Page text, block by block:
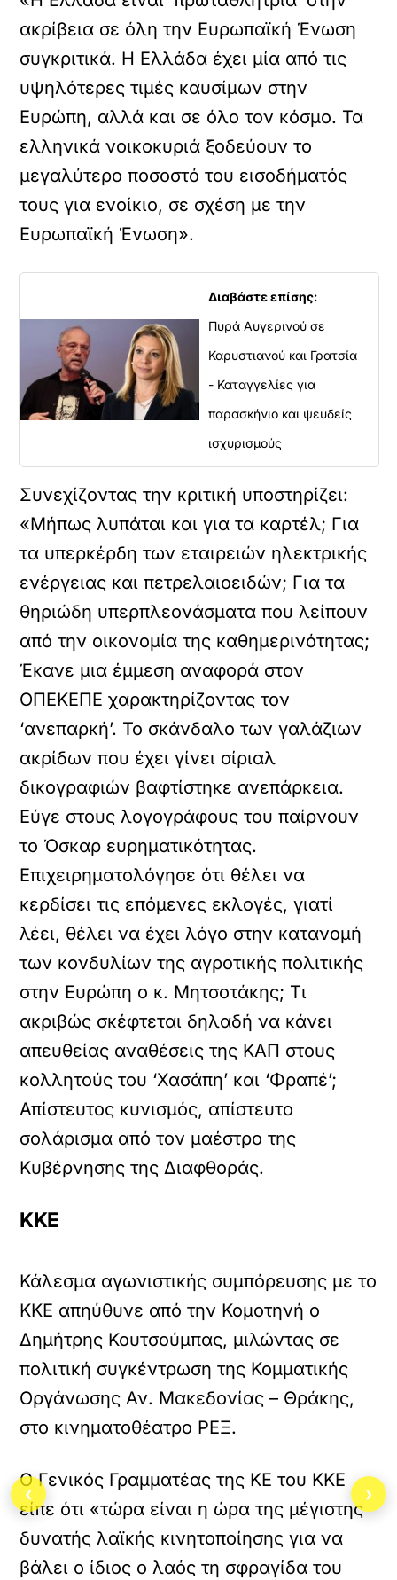
ακρίβεια σε όλη την Ευρωπαϊκή Ένωση
συγκριτικά. Η Ελλάδα έχει μία από τις
υψηλότερες τιμές καυσίμων στην
Ευρώπη, αλλά και σε όλο τον κόσμο. Τα
ελληνικά νοικοκυριά ξοδεύουν το
μεγαλύτερο ποσοστό του εισοδήματός
τους για ενοίκιο, σε σχέση με την
Ευρωπαϊκή Ένωση».
Διαβάστε επίσης:
Πυρά Αυγερινού σε
Καρυστιανού και Γρατσία
- Καταγγελίες για
παρασκήνιο και ψευδείς
ισχυρισμούς
Συνεχίζοντας την κριτική υποστηρίζει:
«Μήπως λυπάται και για τα καρτέλ; Για
τα υπερκέρδη των εταιρειών ηλεκτρικής
ενέργειας και πετρελαιοειδών; Για τα
θηριώδη υπερπλεονάσματα που λείπουν
από την οικονομία της καθημερινότητας;
Έκανε μια έμμεση αναφορά στον
ΟΠΕΚΕΠΕ χαρακτηρίζοντας τον
‘ανεπαρκή’. Το σκάνδαλο των γαλάζιων
ακρίδων που έχει γίνει σίριαλ
δικογραφιών βαφτίστηκε ανεπάρκεια.
Εύγε στους λογογράφους του παίρνουν
το Όσκαρ ευρηματικότητας.
Επιχειρηματολόγησε ότι θέλει να
κερδίσει τις επόμενες εκλογές, γιατί
λέει, θέλει να έχει λόγο στην κατανομή
των κονδυλίων της αγροτικής πολιτικής
στην Ευρώπη ο κ. Μητσοτάκης; Τι
ακριβώς σκέφτεται δηλαδή να κάνει
απευθείας αναθέσεις της ΚΑΠ στους
κολλητούς του ‘Χασάπη’ και ‘Φραπέ’;
Απίστευτος κυνισμός, απίστευτο
σολάρισμα από τον μαέστρο της
Κυβέρνησης της Διαφθοράς.
ΚΚΕ
Κάλεσμα αγωνιστικής συμπόρευσης με το
ΚΚΕ απηύθυνε από την Κομοτηνή ο
Δημήτρης Κουτσούμπας, μιλώντας σε
πολιτική συγκέντρωση της Κομματικής
Οργάνωσης Αν. Μακεδονίας – Θράκης,
στο κινηματοθέατρο ΡΕΞ.
Ο Γενικός Γραμματέας της ΚΕ του ΚΚΕ
είπε ότι «τώρα είναι η ώρα της μέγιστης
δυνατής λαϊκής κινητοποίησης για να
βάλει ο ίδιος ο λαός τη σφραγίδα του
‹ ›